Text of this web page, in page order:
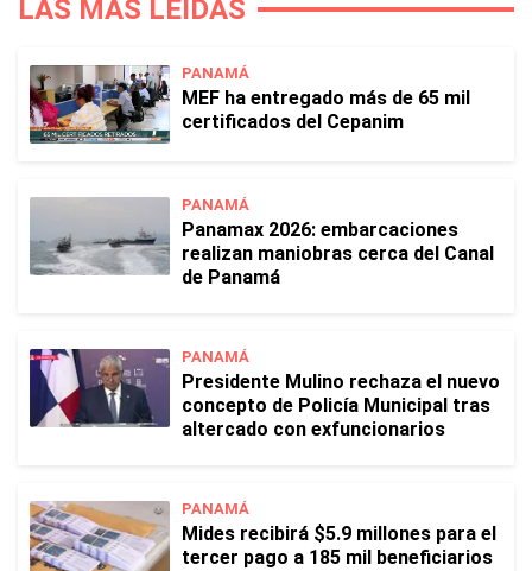
LAS MÁS LEÍDAS
PANAMÁ
MEF ha entregado más de 65 mil
certificados del Cepanim
PANAMÁ
Panamax 2026: embarcaciones
realizan maniobras cerca del Canal
de Panamá
PANAMÁ
Presidente Mulino rechaza el nuevo
concepto de Policía Municipal tras
altercado con exfuncionarios
PANAMÁ
Mides recibirá $5.9 millones para el
tercer pago a 185 mil beneficiarios